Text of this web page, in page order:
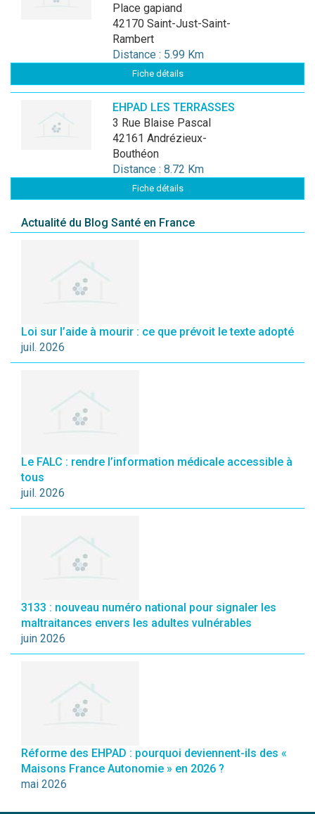
place gapiand
42170 Saint-Just-Saint-
Rambert
Distance : 5.99 Km
Fiche détails
EHPAD LES TERRASSES
3 Rue Blaise Pascal
42161 Andrézieux-
Bouthéon
Distance : 8.72 Km
Fiche détails
Actualité du Blog Santé en France
Loi sur l’aide à mourir : ce que prévoit le texte adopté
juil. 2026
Le FALC : rendre l’information médicale accessible à
tous
juil. 2026
3133 : nouveau numéro national pour signaler les
maltraitances envers les adultes vulnérables
juin 2026
Réforme des EHPAD : pourquoi deviennent-ils des «
Maisons France Autonomie » en 2026 ?
mai 2026